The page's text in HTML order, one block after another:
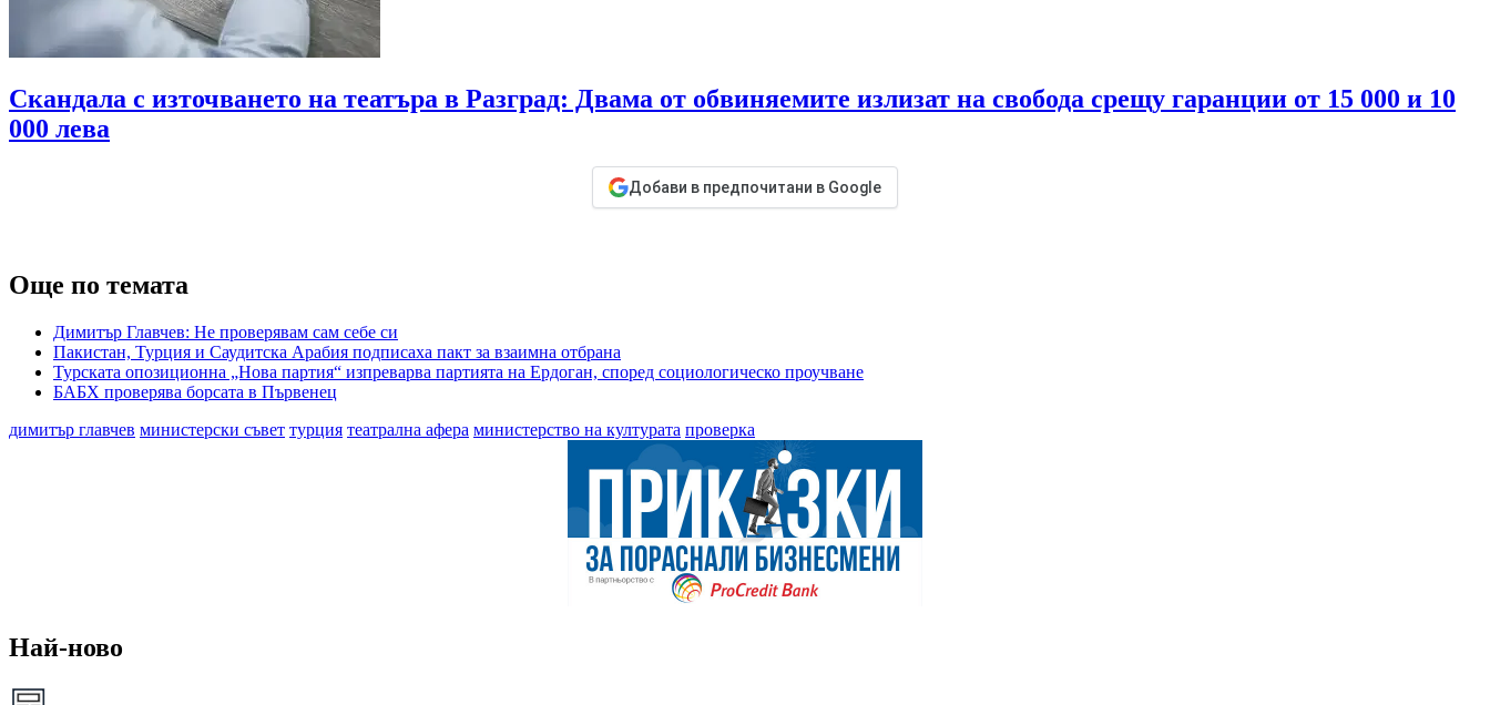
Скандала с източването на театъра в Разград: Двама от обвиняемите излизат на свобода срещу гаранции от 15 000 и 10
000 лева
Добави в предпочитани в Google
Още по темата
Димитър Главчев: Не проверявам сам себе си
Пакистан, Турция и Саудитска Арабия подписаха пакт за взаимна отбрана
Турската опозиционна „Нова партия“ изпреварва партията на Ердоган, според социологическо проучване
БАБХ проверява борсата в Първенец
димитър главчев министерски съвет турция театрална афера министерство на културата проверка
Най-ново